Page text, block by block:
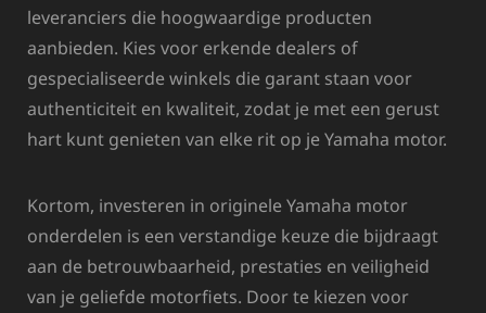
leveranciers die hoogwaardige producten
aanbieden. Kies voor erkende dealers of
gespecialiseerde winkels die garant staan voor
authenticiteit en kwaliteit, zodat je met een gerust
hart kunt genieten van elke rit op je Yamaha motor.
Kortom, investeren in originele Yamaha motor
onderdelen is een verstandige keuze die bijdraagt
aan de betrouwbaarheid, prestaties en veiligheid
van je geliefde motorfiets. Door te kiezen voor